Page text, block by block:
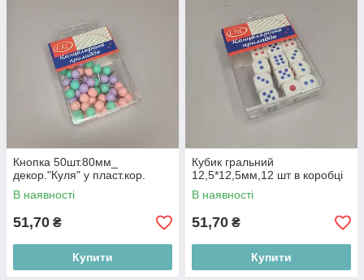
Кнопка 50шт.80мм_
декор."Куля" у пласт.кор.
В наявності
51,70 ₴
Купити
Кубик гральний
12,5*12,5мм,12 шт в коробцi
В наявності
51,70 ₴
Купити